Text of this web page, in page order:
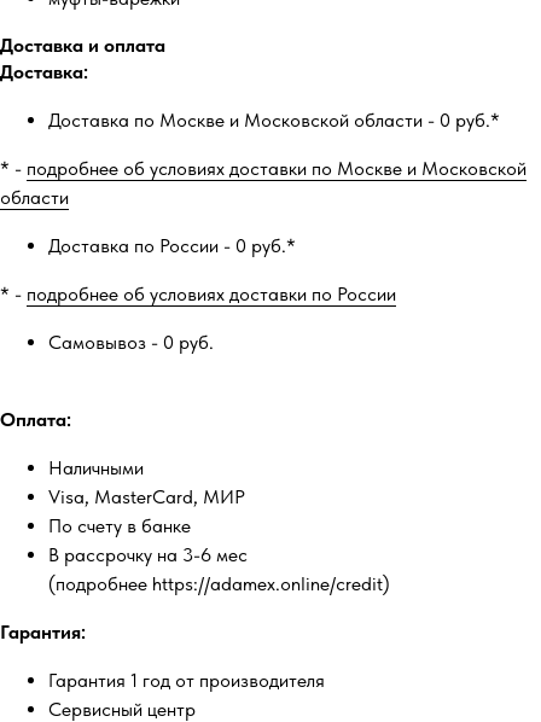
Доставка и оплата
Доставка:
Доставка по Москве и Московской области - 0 руб.*
* - подробнее об условиях доставки по Москве и Московской
области
Доставка по России - 0 руб.*
* - подробнее об условиях доставки по России
Самовывоз - 0 руб.
Оплата:
Наличными
Visa, MasterCard, МИР
По счету в банке
В рассрочку на 3-6 мес
(подробнее https://adamex.online/credit)
Гарантия:
Гарантия 1 год от производителя
Сервисный центр